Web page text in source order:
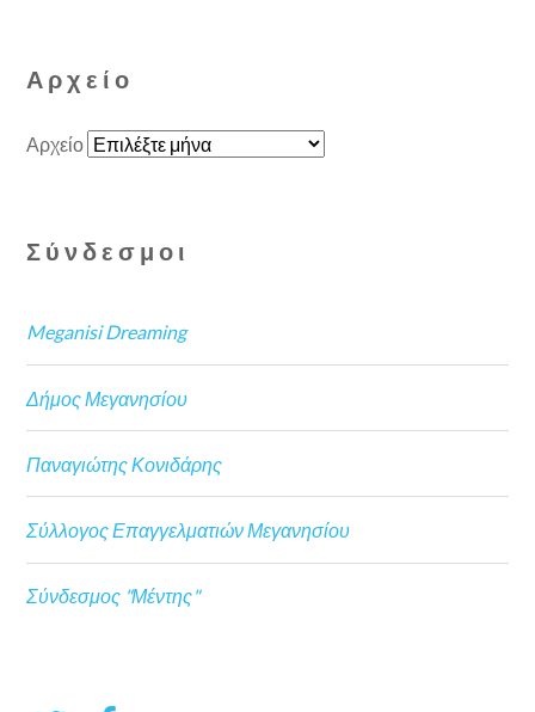
Αρχείο
Αρχείο
Σύνδεσμοι
Meganisi Dreaming
Δήμος Μεγανησίου
Παναγιώτης Κονιδάρης
Σύλλογος Επαγγελματιών Μεγανησίου
Σύνδεσμος "Μέντης"